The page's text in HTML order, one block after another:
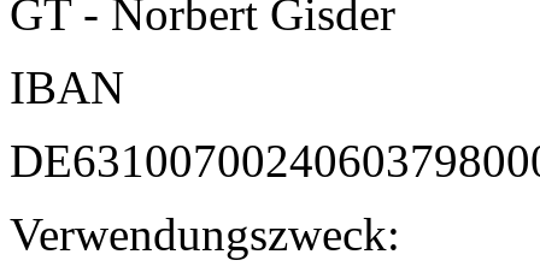
GT - Norbert Gisder
IBAN
Verwendungszweck: